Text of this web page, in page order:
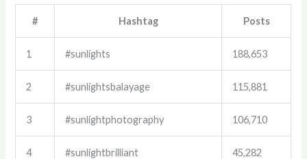
# Hashtag Posts
1 #sunlights 188,653
2 #sunlightsbalayage 115,881
3 #sunlightphotography 106,710
4 #sunlightbrilliant 45,282